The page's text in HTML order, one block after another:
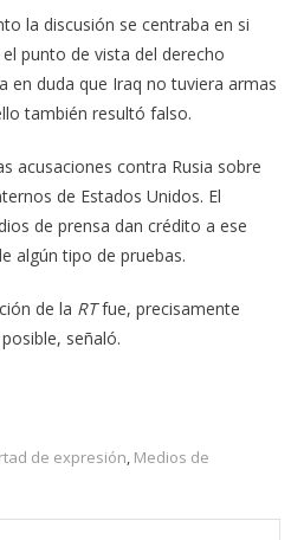
la discusión se centraba en si
punto de vista del derecho
en duda que Iraq no tuviera armas
también resultó falso.
acusaciones contra Rusia sobre
de Estados Unidos. El
de prensa dan crédito a ese
algún tipo de pruebas.
de la RTfue, precisamente
señaló.
de expresión, Medios de